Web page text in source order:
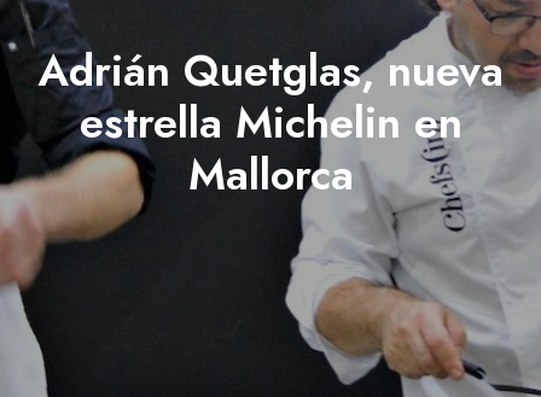
Adrián Quetglas, nueva
estrella Michelin en
Mallorca